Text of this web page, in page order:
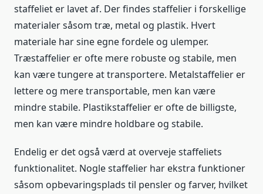
staffeliet er lavet af. Der findes staffelier i forskellige
materialer såsom træ, metal og plastik. Hvert
materiale har sine egne fordele og ulemper.
Træstaffelier er ofte mere robuste og stabile, men
kan være tungere at transportere. Metalstaffelier er
lettere og mere transportable, men kan være
mindre stabile. Plastikstaffelier er ofte de billigste,
men kan være mindre holdbare og stabile.
Endelig er det også værd at overveje staffeliets
funktionalitet. Nogle staffelier har ekstra funktioner
såsom opbevaringsplads til pensler og farver, hvilket